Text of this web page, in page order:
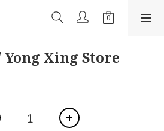
Yong Xing Store